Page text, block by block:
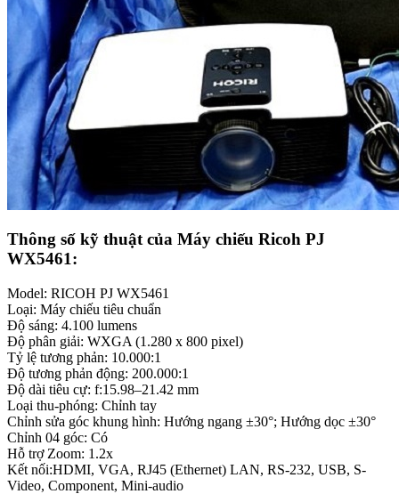
Thông số kỹ thuật của Máy chiếu Ricoh PJ
WX5461:
Model: RICOH PJ WX5461
Loại: Máy chiếu tiêu chuẩn
Độ sáng: 4.100 lumens
Độ phân giải: WXGA (1.280 x 800 pixel)
Tỷ lệ tương phản: 10.000:1
Độ tương phản động: 200.000:1
Độ dài tiêu cự: f:15.98–21.42 mm
Loại thu-phóng: Chỉnh tay
Chỉnh sửa góc khung hình: Hướng ngang ±30°; Hướng dọc ±30°
Chỉnh 04 góc: Có
Hỗ trợ Zoom: 1.2x
Kết nối:HDMI, VGA, RJ45 (Ethernet) LAN, RS-232, USB, S-
Video, Component, Mini-audio